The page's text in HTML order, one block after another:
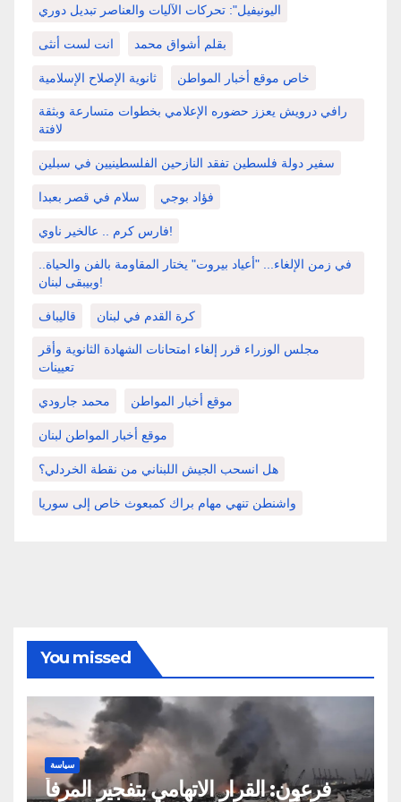
اليونيفيل": تحركات الآليات والعناصر تبديل دوري
انت لست أنثى بقلم أشواق محمد
ثانوية الإصلاح الإسلامية خاص موقع أخبار المواطن
رافي درويش يعزز حضوره الإعلامي بخطوات متسارعة وبثقة
لافتة
سفير دولة فلسطين تفقد النازحين الفلسطينيين في سبلين
سلام في قصر بعبدا فؤاد بوجي
فارس كرم .. عالخير ناوي!
في زمن الإلغاء... "أعياد بيروت" يختار المقاومة بالفن والحياة..
وبيبقى لبنان!
قاليباف كرة القدم في لبنان
مجلس الوزراء قرر إلغاء امتحانات الشهادة الثانوية وأقر
تعيينات
محمد جارودي موقع أخبار المواطن
موقع أخبار المواطن لبنان
هل انسحب الجيش اللبناني من نقطة الخردلي؟
واشنطن تنهي مهام براك كمبعوث خاص إلى سوريا
You missed
سياسة
فرعون: القرار الاتهامي بتفجير المرفأ